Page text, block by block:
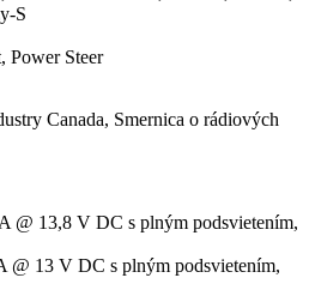
S
Steer
Canada, Smernica o rádiových
@ 13,8 V DC s plným podsvietením,
13 V DC s plným podsvietením,